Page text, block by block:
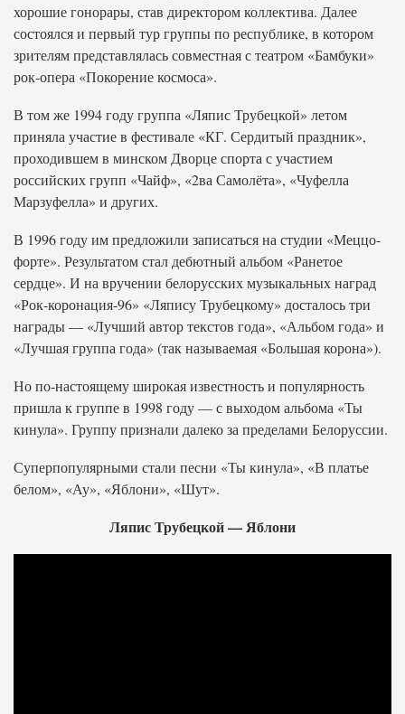
хорошие гонорары, став директором коллектива. Далее
состоялся и первый тур группы по республике, в котором
зрителям представлялась совместная с театром «Бамбуки»
рок-опера «Покорение космоса».
В том же 1994 году группа «Ляпис Трубецкой» летом
приняла участие в фестивале «КГ. Сердитый праздник»,
проходившем в минском Дворце спорта с участием
российских групп «Чайф», «2ва Самолёта», «Чуфелла
Марзуфелла» и других.
В 1996 году им предложили записаться на студии «Меццо-
форте». Результатом стал дебютный альбом «Ранетое
сердце». И на вручении белорусских музыкальных наград
«Рок-коронация-96» «Ляпису Трубецкому» досталось три
награды — «Лучший автор текстов года», «Альбом года» и
«Лучшая группа года» (так называемая «Большая корона»).
Но по-настоящему широкая известность и популярность
пришла к группе в 1998 году — с выходом альбома «Ты
кинула». Группу признали далеко за пределами Белоруссии.
Суперпопулярными стали песни «Ты кинула», «В платье
белом», «Ау», «Яблони», «Шут».
Ляпис Трубецкой — Яблони